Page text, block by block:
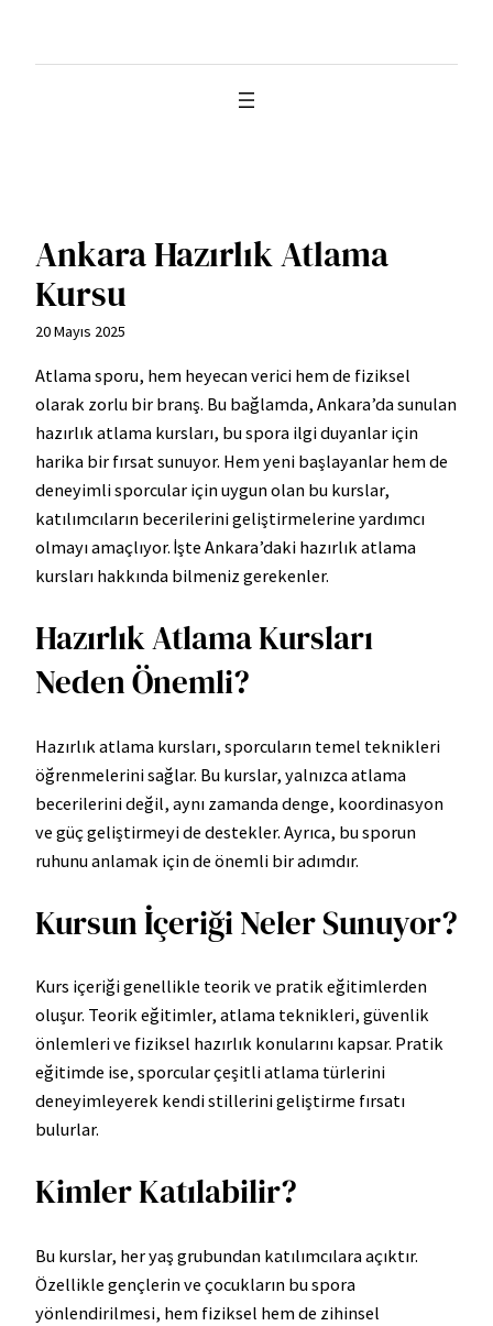
Ankara Hazırlık Atlama
Kursu
20 Mayıs 2025
Atlama sporu, hem heyecan verici hem de fiziksel
olarak zorlu bir branş. Bu bağlamda, Ankara’da sunulan
hazırlık atlama kursları, bu spora ilgi duyanlar için
harika bir fırsat sunuyor. Hem yeni başlayanlar hem de
deneyimli sporcular için uygun olan bu kurslar,
katılımcıların becerilerini geliştirmelerine yardımcı
olmayı amaçlıyor. İşte Ankara’daki hazırlık atlama
kursları hakkında bilmeniz gerekenler.
Hazırlık Atlama Kursları
Neden Önemli?
Hazırlık atlama kursları, sporcuların temel teknikleri
öğrenmelerini sağlar. Bu kurslar, yalnızca atlama
becerilerini değil, aynı zamanda denge, koordinasyon
ve güç geliştirmeyi de destekler. Ayrıca, bu sporun
ruhunu anlamak için de önemli bir adımdır.
Kursun İçeriği Neler Sunuyor?
Kurs içeriği genellikle teorik ve pratik eğitimlerden
oluşur. Teorik eğitimler, atlama teknikleri, güvenlik
önlemleri ve fiziksel hazırlık konularını kapsar. Pratik
eğitimde ise, sporcular çeşitli atlama türlerini
deneyimleyerek kendi stillerini geliştirme fırsatı
bulurlar.
Kimler Katılabilir?
Bu kurslar, her yaş grubundan katılımcılara açıktır.
Özellikle gençlerin ve çocukların bu spora
yönlendirilmesi, hem fiziksel hem de zihinsel